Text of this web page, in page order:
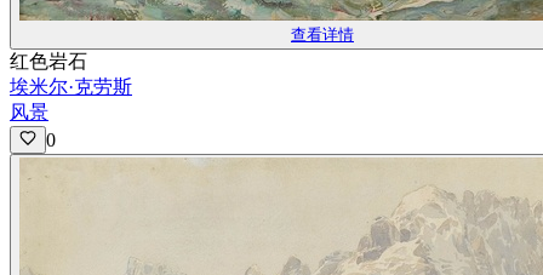
查看详情
红色岩石
埃米尔·克劳斯
风景
0